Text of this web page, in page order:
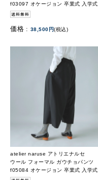
f03097 オケージョン 卒業式 入学式
価格 : 38,500円(税込)
atelier naruse アトリエナルセ
ウール フォーマル ガウチョパンツ
f05084 オケージョン 卒業式 入学式